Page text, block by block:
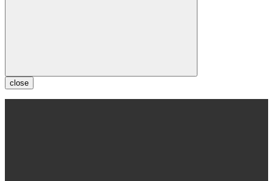
close